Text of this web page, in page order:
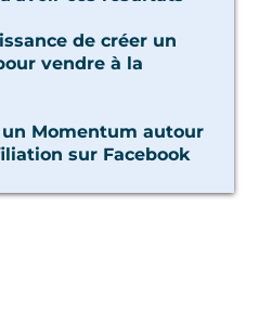
de créer un
vendre à la
un Momentum autour
sur Facebook